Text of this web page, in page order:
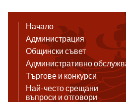
Начало
Администрация
Общински съвет
Административно
Търгове и конкурси
Най-често срещани
въпроси и отговори